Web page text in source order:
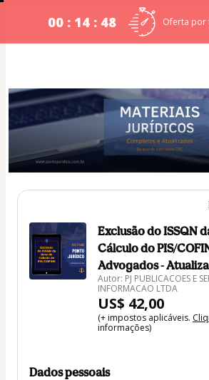
00 : 14 : 48 Oferta por
Exclusão do ISSQN
Cálculo do PIS/
Advogados -
Autor: PJ PUBLICACOES E
INFORMACAO LTDA
US$ 42,00
(+ impostos aplicáveis.
informações)
Dados pessoais